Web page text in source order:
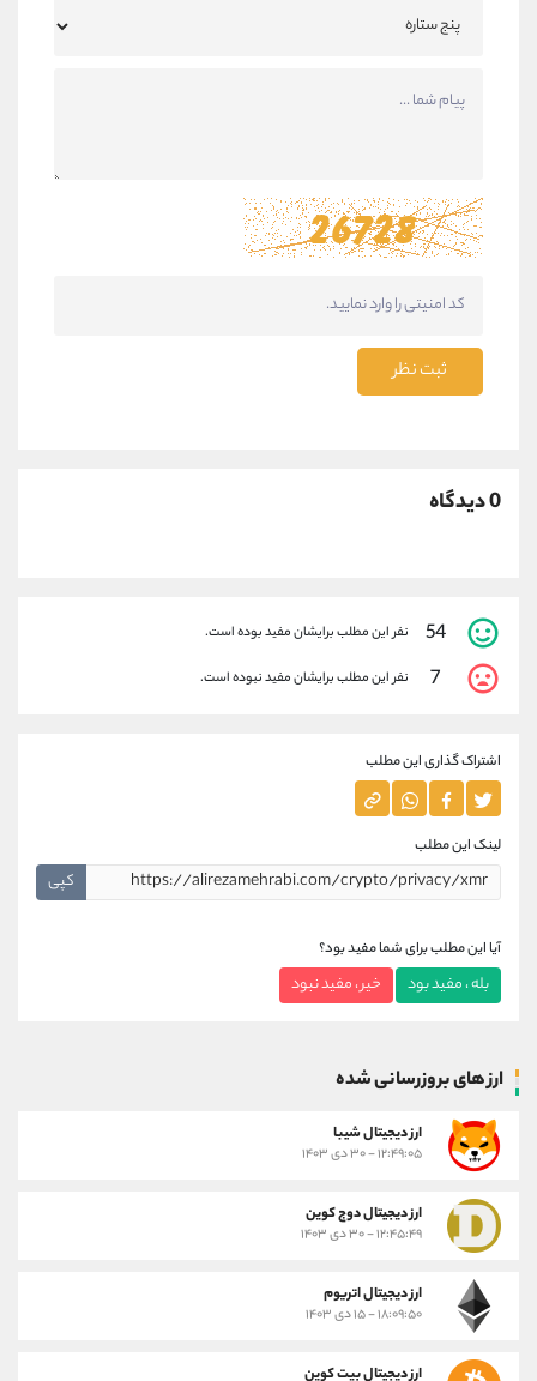
ثبت نظر
0 دیدگاه
54 نفر این مطلب برایشان مفید بوده است.
7 نفر این مطلب برایشان مفید نبوده است.
اشتراک گذاری این مطلب
لینک این مطلب
کپی
آیا این مطلب برای شما مفید بود؟
بله ، مفید بود خیر ، مفید نبود
ارز های بروزرسانی شده
ارز ديجيتال شیبا
۱۲:۴۹:۰۵ - ۳۰ دی ۱۴۰۳
ارز دیجیتال دوج کوین
۱۲:۴۵:۴۹ - ۳۰ دی ۱۴۰۳
ارز دیجیتال اتریوم
۱۸:۰۹:۵۰ - ۱۵ دی ۱۴۰۳
ارز دیجیتال بیت کوین